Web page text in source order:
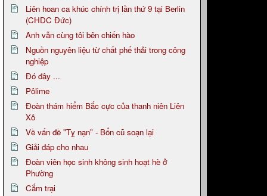
Liên hoan ca khúc chính trị lần thứ 9 tại Berlin
(CHDC Đức)
Anh vẫn cùng tôi bên chiến hào
Nguồn nguyên liệu từ chất phế thải trong công
nghiệp
Đó đây ...
Pôlime
Đoàn thám hiểm Bắc cực của thanh niên Liên
Xô
Về vấn đề "Tỵ nạn" - Bổn cũ soạn lại
Giải đáp cho nhau
Đoàn viên học sinh không sinh hoạt hè ở
Phường
Cắm trại